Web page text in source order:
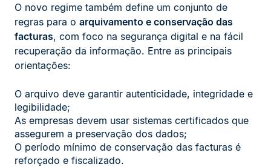
O novo regime também define um conjunto de
regras para o arquivamento e conservação das
facturas, com foco na segurança digital e na fácil
recuperação da informação. Entre as principais
orientações:
O arquivo deve garantir autenticidade, integridade e
legibilidade;
As empresas devem usar sistemas certificados que
assegurem a preservação dos dados;
O período mínimo de conservação das facturas é
reforçado e fiscalizado.